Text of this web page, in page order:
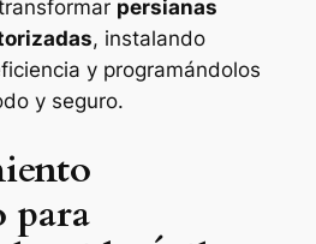
persianas
, instalando
y programándolos
y seguro.
para